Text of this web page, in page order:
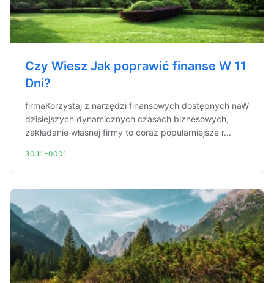
Czy Wiesz Jak poprawić finanse W 11
Dni?
firmaKorzystaj z narzędzi finansowych dostępnych naW
dzisiejszych dynamicznych czasach biznesowych,
zakładanie własnej firmy to coraz popularniejsze r...
30.11.-0001